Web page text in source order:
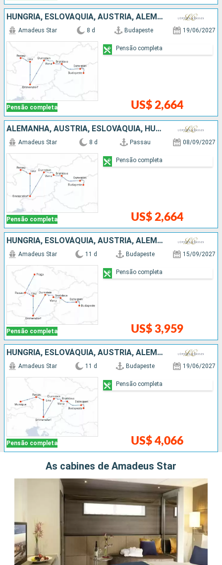
HUNGRIA, ESLOVÁQUIA, AUSTRIA, ALEMANHA
Pensão completa
Amadeus Star 8 d Budapeste 19/06/2027
US$ 2,664
Pensão completa
ALEMANHA, AUSTRIA, ESLOVÁQUIA, HUNGRIA
Pensão completa
Amadeus Star 8 d Passau 08/09/2027
US$ 2,664
Pensão completa
HUNGRIA, ESLOVÁQUIA, AUSTRIA, ALEMANHA, REPUBLICA CHECA
Pensão completa
Amadeus Star 11 d Budapeste 15/09/2027
US$ 3,959
Pensão completa
HUNGRIA, ESLOVÁQUIA, AUSTRIA, ALEMANHA
Pensão completa
Amadeus Star 11 d Budapeste 19/06/2027
US$ 4,066
Pensão completa
As cabines de Amadeus Star